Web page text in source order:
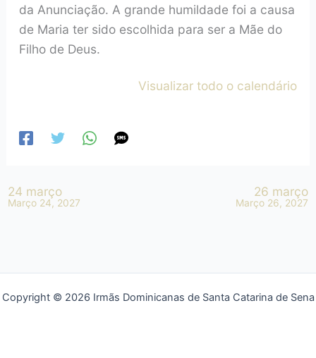
da Anunciação. A grande humildade foi a causa
de Maria ter sido escolhida para ser a Mãe do
Filho de Deus.
Visualizar todo o calendário
24 março
Março 24, 2027
26 março
Março 26, 2027
Copyright © 2026 Irmãs Dominicanas de Santa Catarina de Sena